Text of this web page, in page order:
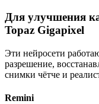
Для улучшения
Topaz Gigapixel
Эти нейросети
разрешение,
снимки чётче и
Remini